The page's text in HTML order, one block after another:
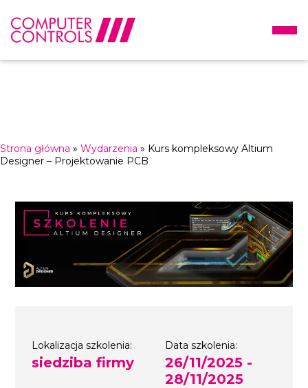
Strona główna » Wydarzenia » Kurs kompleksowy Altium
Designer – Projektowanie PCB
Lokalizacja szkolenia:
siedziba firmy
Data szkolenia:
26/11/2025 -
28/11/2025